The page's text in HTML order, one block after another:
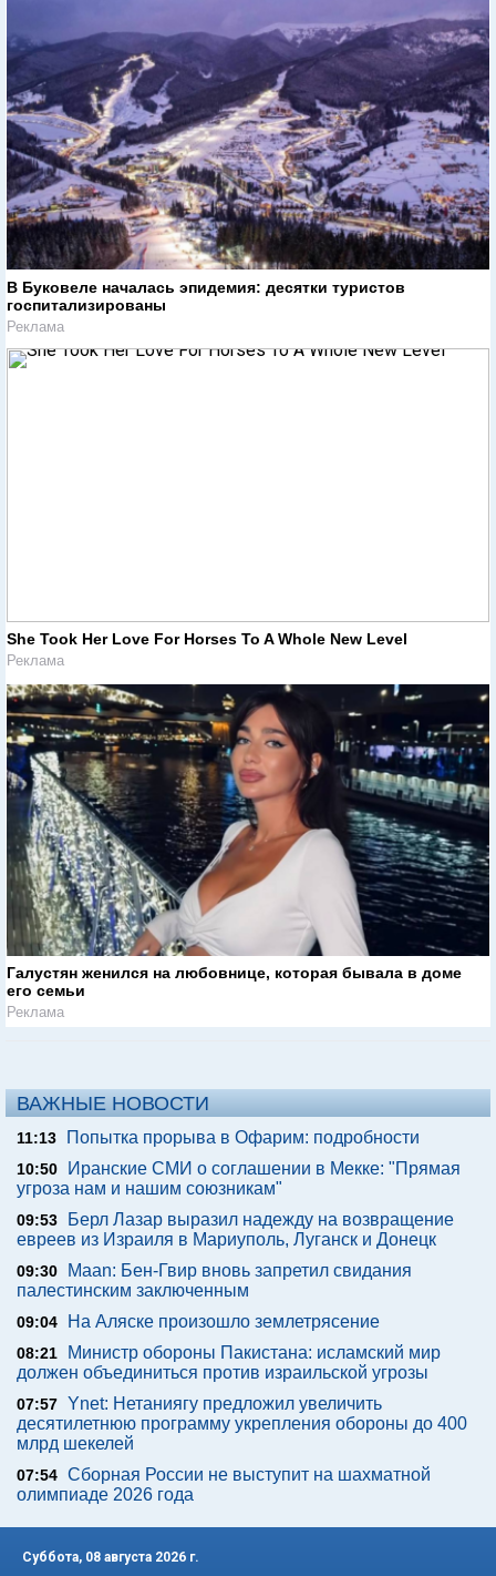
В Буковеле началась эпидемия: десятки туристов
госпитализированы
Реклама
She Took Her Love For Horses To A Whole New Level
Реклама
Галустян женился на любовнице, которая бывала в доме
его семьи
Реклама
ВАЖНЫЕ НОВОСТИ
11:13 Попытка прорыва в Офарим: подробности
10:50
Иранские СМИ о соглашении в Мекке: "Прямая
угроза нам и нашим союзникам"
09:53
Берл Лазар выразил надежду на возвращение
евреев из Израиля в Мариуполь, Луганск и Донецк
09:30
Maan: Бен-Гвир вновь запретил свидания
палестинским заключенным
09:04 На Аляске произошло землетрясение
08:21
Министр обороны Пакистана: исламский мир
должен объединиться против израильской угрозы
07:57 Ynet: Нетаниягу предложил увеличить
десятилетнюю программу укрепления обороны до 400
млрд шекелей
07:54 Сборная России не выступит на шахматной
олимпиаде 2026 года
Суббота, 08 августа 2026 г.